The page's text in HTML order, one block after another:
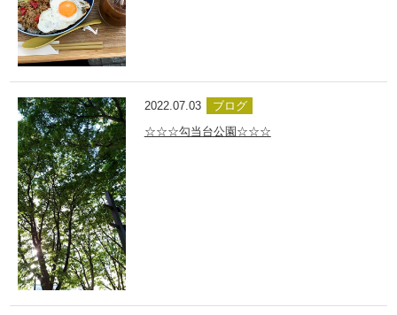
2022.07.03
ブログ
☆☆☆勾当台公園☆☆☆